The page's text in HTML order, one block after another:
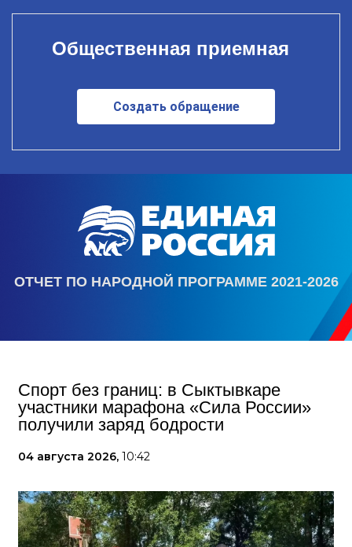
Общественная приемная
Создать обращение
ОТЧЕТ ПО НАРОДНОЙ ПРОГРАММЕ 2021-2026
Спорт без границ: в Сыктывкаре
участники марафона «Сила России»
получили заряд бодрости
04 августа 2026, 10:42